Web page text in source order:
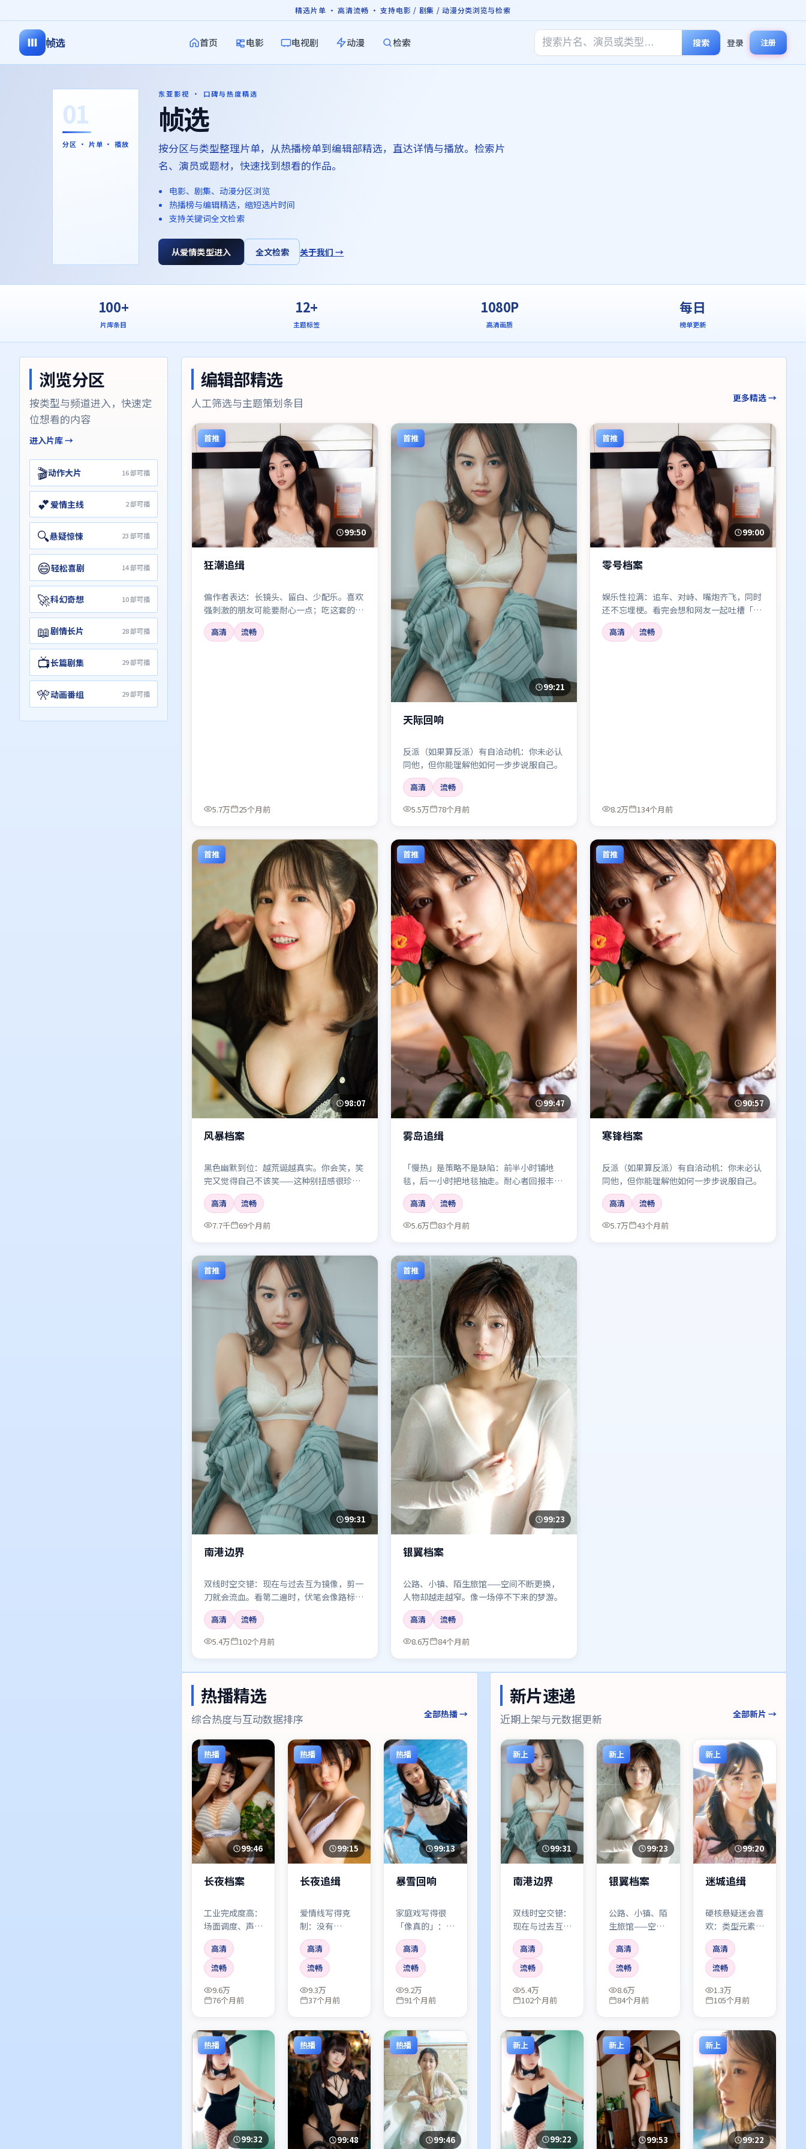
精选片单 · 高清流畅 · 支持电影 / 剧集 / 动漫分类浏览与检索
帧选 首页 电影 电视剧 动漫 检索 搜索 登录 注册
01
分区 · 片单 · 播放
东亚影视 · 口碑与热度精选
帧选
按分区与类型整理片单，从热播榜单到编辑部精选，直达详情与播放。检索片
名、演员或题材，快速找到想看的作品。
电影、剧集、动漫分区浏览
热播榜与编辑精选，缩短选片时间
支持关键词全文检索
从爱情类型进入 全文检索 关于我们 →
100+
片库条目
12+
主题标签
1080P
高清画质
每日
榜单更新
浏览分区
按类型与频道进入，快速定
位想看的内容
进入片库 →
🎬动作大片 16部可播
💕爱情主线 2部可播
🔍悬疑惊悚 23部可播
😄轻松喜剧 14部可播
🚀科幻奇想 10部可播
📖剧情长片 28部可播
📺长篇剧集 29部可播
🎌动画番组 29部可播
编辑部精选
人工筛选与主题策划条目 更多精选 →
首推
99:50
狂潮追缉
偏作者表达：长镜头、留白、少配乐。喜欢
强刺激的朋友可能要耐心一点；吃这套的人
会反复拉片。
高清 流畅
5.7万 25个月前
首推
99:21
天际回响
反派（如果算反派）有自洽动机：你未必认
同他，但你能理解他如何一步步说服自己。
高清
流畅
5.5万
78个月前
首推
99:00
零号档案
娱乐性拉满：追车、对峙、嘴炮齐飞，同时
还不忘埋梗。看完会想和网友一起吐槽「这
也太离谱了吧——但好爽」。
高清 流畅
8.2万 134个月前
首推
98:07
风暴档案
黑色幽默到位：越荒诞越真实。你会笑，笑
完又觉得自己不该笑——这种别扭感很珍
贵。
高清
流畅
7.7千
69个月前
首推
99:47
雾岛追缉
「慢热」是策略不是缺陷：前半小时铺地
毯，后一小时把地毯抽走。耐心者回报丰
厚。
高清
流畅
5.6万
83个月前
首推
90:57
寒锋档案
反派（如果算反派）有自洽动机：你未必认
同他，但你能理解他如何一步步说服自己。
高清
流畅
5.7万
43个月前
首推
99:31
南港边界
双线时空交错：现在与过去互为镜像，剪一
刀就会流血。看第二遍时，伏笔会像路标一
样亮起来。
高清
流畅
5.4万
102个月前
首推
99:23
银翼档案
公路、小镇、陌生旅馆——空间不断更换，
人物却越走越窄。像一场停不下来的梦游。
高清
流畅
8.6万
84个月前
热播精选
综合热度与互动数据排序 全部热播 →
热播
99:46
长夜档案
工业完成度高：
场面调度、声音
设计、美术统一
在同一气质里。
中国香港制作里
少见的「整体
感」。
高清
流畅
9.6万
76个月前
热播
99:15
长夜追缉
爱情线写得克
制：没有
endless 误会，
只有两个成年人
在现实里一点点
让步、一点点坚
持。
高清
流畅
9.3万
37个月前
热播
99:13
暴雪回响
家庭戏写得很
「像真的」：饭
桌沉默、电话未
接、欲言又止。
大情节反而藏在
小事里。
高清
流畅
9.2万
91个月前
热播
99:32
热播
99:48
热播
99:46
新片速递
近期上架与元数据更新 全部新片 →
新上
99:31
南港边界
双线时空交错：
现在与过去互为
镜像，剪一刀就
会流血。看第二
遍时，伏笔会像
路标一样亮起
来。
高清
流畅
5.4万
102个月前
新上
99:23
银翼档案
公路、小镇、陌
生旅馆——空间
不断更换，人物
却越走越窄。像
一场停不下来的
梦游。
高清
流畅
8.6万
84个月前
新上
99:20
迷城追缉
硬核悬疑迷会喜
欢：类型元素致
敬与反讽并存，
像在和资深观众
对暗号。
高清
流畅
1.3万
105个月前
新上
99:22
新上
99:53
新上
99:22